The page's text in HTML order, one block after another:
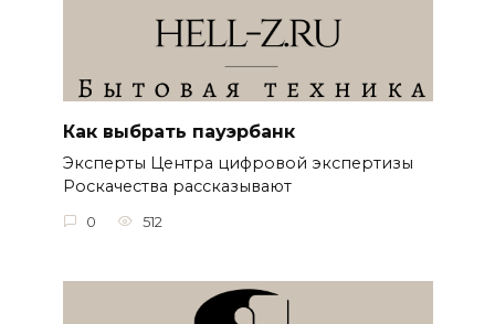
Как выбрать пауэрбанк
Эксперты Центра цифровой экспертизы
Роскачества рассказывают
0 512